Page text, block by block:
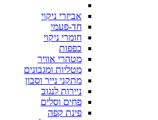
אביזרי ניקוי
חד-פעמי
חומרי ניקוי
כפפות
מטהרי אוויר
מטליות ומגבונים
מתקני נייר וסבון
ניירות לנגוב
פחים וסלים
פינת קפה